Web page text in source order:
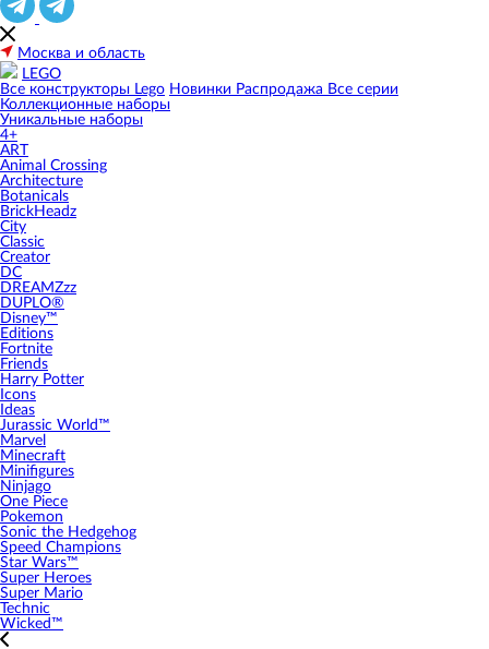
Москва и область
LEGO
Все конструкторы Lego Новинки Распродажа Все серии
Коллекционные наборы
Уникальные наборы
4+
ART
Animal Crossing
Architecture
Botanicals
BrickHeadz
City
Classic
Creator
DC
DREAMZzz
DUPLO®
Disney™
Editions
Fortnite
Friends
Harry Potter
Icons
Ideas
Jurassic World™
Marvel
Minecraft
Minifigures
Ninjago
One Piece
Pokemon
Sonic the Hedgehog
Speed Champions
Star Wars™
Super Heroes
Super Mario
Technic
Wicked™